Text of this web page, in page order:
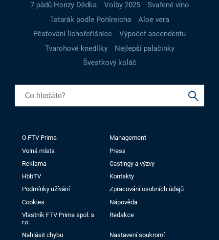
7 pádů Honzy Dědka
Volby 2025
Svařené víno
Tatarák podle Pohlreicha
Aloe vera
Pěstování lichořeřišnice
Výpočet ascendentu
Tvarohové knedlíky
Nejlepší palačinky
Švestkový koláč
O FTV Prima
Management
Volná místa
Press
Reklama
Castingy a výzvy
HbbTV
Kontakty
Podmínky užívání
Zpracování osobních údajů
Cookies
Nápověda
Vlastník FTV Prima spol. s
r.o.
Redakce
Nahlásit chybu Nastavení soukromí